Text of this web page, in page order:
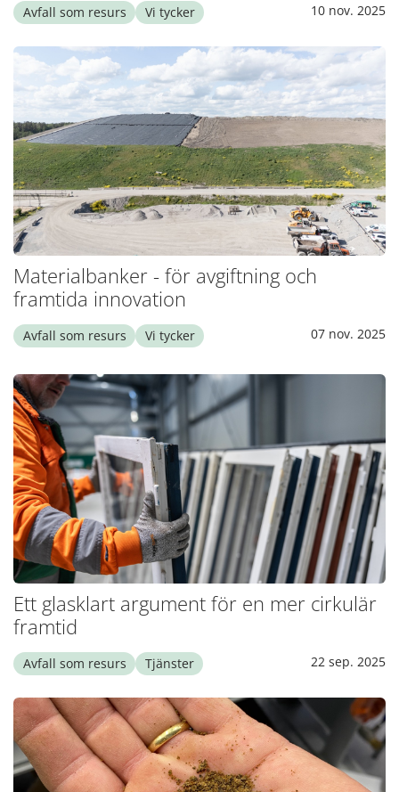
Avfall som resurs Vi tycker 10 nov. 2025
Materialbanker - för avgiftning och
framtida innovation
Avfall som resurs Vi tycker 07 nov. 2025
Ett glasklart argument för en mer cirkulär
framtid
Avfall som resurs Tjänster 22 sep. 2025